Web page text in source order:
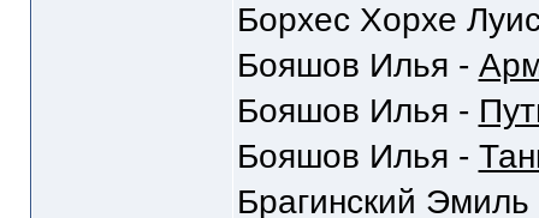
Борхес Хорхе
Бояшов Илья -
Бояшов Илья -
Бояшов Илья -
Брагинский